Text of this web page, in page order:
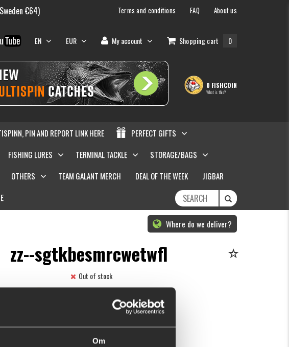
Om
€64) Terms and conditions FAQ About us
EN EUR My account Shopping cart 0
0 FISHCOIN
What is this?
PIN AND REPORT LINK HERE
PERFECT GIFTS
FISHING LURES TERMINAL TACKLE
STORAGE/BAGS
OTHERS TEAM GALANT MERCH DEAL OF THE WEEK
JIGBAR
Where do we deliver?
zz--sgtkbesmrcwetwfl
Out of stock
OUT OF STOCK